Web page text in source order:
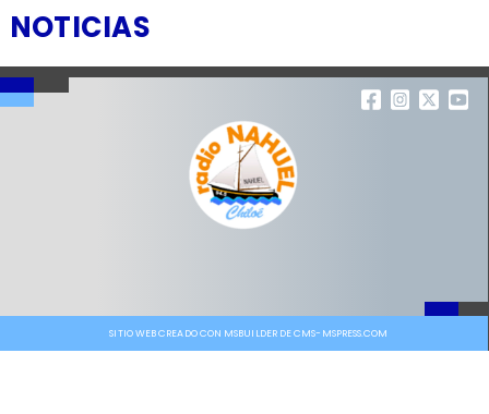
NOTICIAS
SITIO WEB CREADO CON MSBUILDER DE CMS-MSPRESS.COM